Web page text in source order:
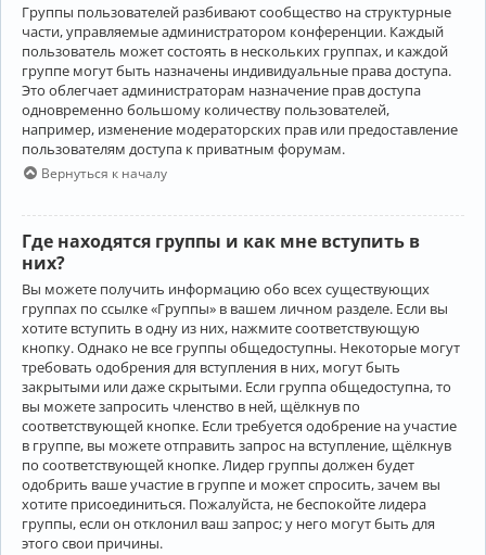
Группы пользователей разбивают сообщество на структурные
части, управляемые администратором конференции. Каждый
пользователь может состоять в нескольких группах, и каждой
группе могут быть назначены индивидуальные права доступа.
Это облегчает администраторам назначение прав доступа
одновременно большому количеству пользователей,
например, изменение модераторских прав или предоставление
пользователям доступа к приватным форумам.
Вернуться к началу
Где находятся группы и как мне вступить в
них?
Вы можете получить информацию обо всех существующих
группах по ссылке «Группы» в вашем личном разделе. Если вы
хотите вступить в одну из них, нажмите соответствующую
кнопку. Однако не все группы общедоступны. Некоторые могут
требовать одобрения для вступления в них, могут быть
закрытыми или даже скрытыми. Если группа общедоступна, то
вы можете запросить членство в ней, щёлкнув по
соответствующей кнопке. Если требуется одобрение на участие
в группе, вы можете отправить запрос на вступление, щёлкнув
по соответствующей кнопке. Лидер группы должен будет
одобрить ваше участие в группе и может спросить, зачем вы
хотите присоединиться. Пожалуйста, не беспокойте лидера
группы, если он отклонил ваш запрос; у него могут быть для
этого свои причины.